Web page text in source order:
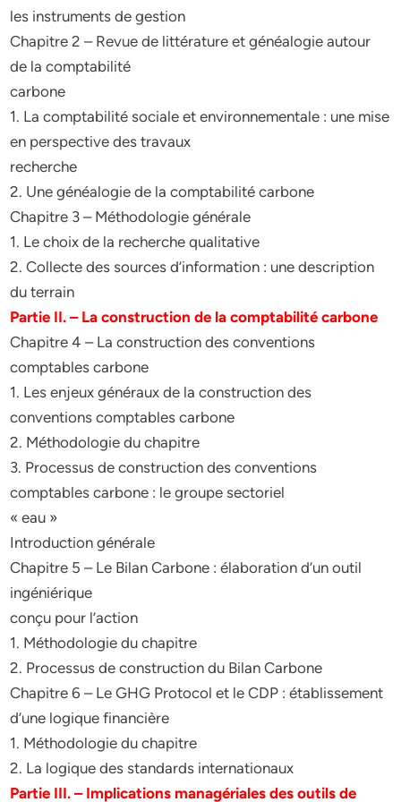
les instruments de gestion
Chapitre 2 – Revue de littérature et généalogie autour
de la comptabilité
carbone
1. La comptabilité sociale et environnementale : une mise
en perspective des travaux
recherche
2. Une généalogie de la comptabilité carbone
Chapitre 3 – Méthodologie générale
1. Le choix de la recherche qualitative
2. Collecte des sources d’information : une description
du terrain
Partie II. – La construction de la comptabilité carbone
Chapitre 4 – La construction des conventions
comptables carbone
1. Les enjeux généraux de la construction des
conventions comptables carbone
2. Méthodologie du chapitre
3. Processus de construction des conventions
comptables carbone : le groupe sectoriel
« eau »
Introduction générale
Chapitre 5 – Le Bilan Carbone : élaboration d’un outil
ingéniérique
conçu pour l’action
1. Méthodologie du chapitre
2. Processus de construction du Bilan Carbone
Chapitre 6 – Le GHG Protocol et le CDP : établissement
d’une logique financière
1. Méthodologie du chapitre
2. La logique des standards internationaux
Partie III. – Implications managériales des outils de